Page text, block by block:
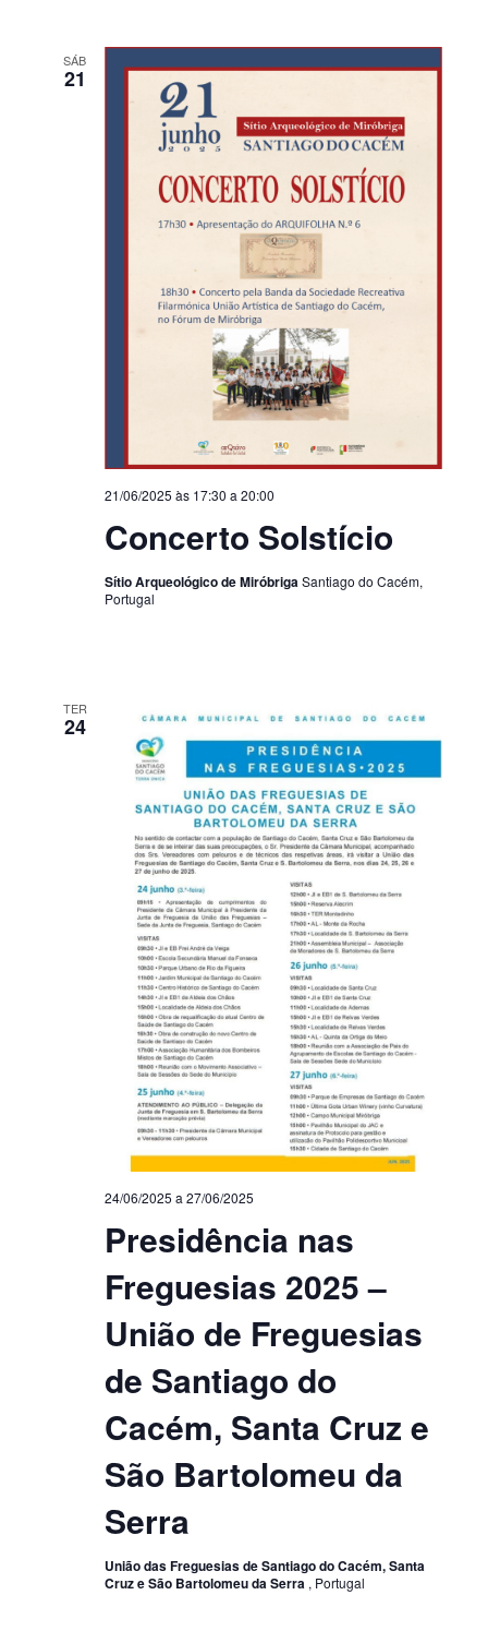
SÁB
21
Concerto Solstício
21/06/2025 às 17:30 a 20:00
Sítio Arqueológico de MiróbrigaSantiago do Cacém,
Portugal
TER
24
Presidência nas
Freguesias 2025 –
União de Freguesias
de Santiago do
Cacém, Santa Cruz e
São Bartolomeu da
Serra
24/06/2025 a 27/06/2025
União das Freguesias de Santiago do Cacém, Santa
Cruz e São Bartolomeu da Serra , Portugal